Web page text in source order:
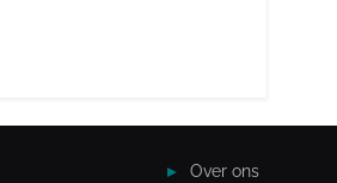
Over ons